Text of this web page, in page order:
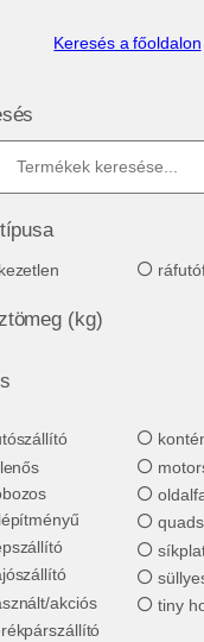
Keresés a főoldalon
(kg)
akciós
tiny